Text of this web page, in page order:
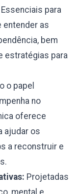
Essenciais para
entender as
bem
estratégias para
o papel
no
oferece
ajudar os
a reconstruir e
Projetadas
mental e